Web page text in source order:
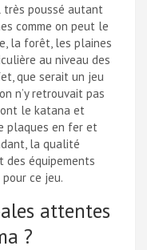
très poussé autant
comme on peut le
la forêt, les plaines
au niveau des
que serait un jeu
n’y retrouvait pas
le katana et
plaques en fer et
la qualité
des équipements
ce jeu.
attentes
?